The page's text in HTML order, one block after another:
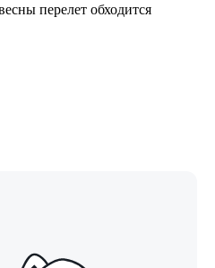
перелет обходится